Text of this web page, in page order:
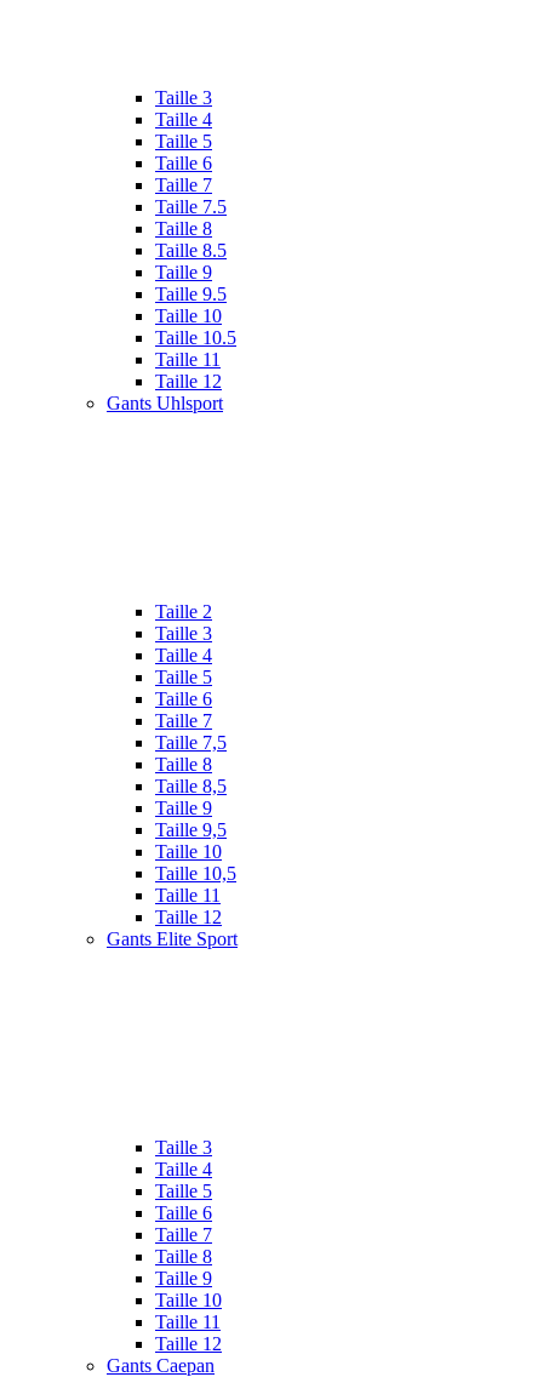
Taille 3
Taille 4
Taille 5
Taille 6
Taille 7
Taille 7.5
Taille 8
Taille 8.5
Taille 9
Taille 9.5
Taille 10
Taille 10.5
Taille 11
Taille 12
Gants Uhlsport
Taille 2
Taille 3
Taille 4
Taille 5
Taille 6
Taille 7
Taille 7,5
Taille 8
Taille 8,5
Taille 9
Taille 9,5
Taille 10
Taille 10,5
Taille 11
Taille 12
Gants Elite Sport
Taille 3
Taille 4
Taille 5
Taille 6
Taille 7
Taille 8
Taille 9
Taille 10
Taille 11
Taille 12
Gants Caepan